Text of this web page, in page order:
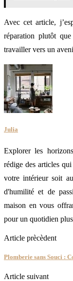
Avec cet article,
réparation plutôt
travailler vers un
Julia
Explorer les
rédige des articles
votre intérieur soit
d'humilité et de
maison en vous
pour un quotidien
Article prècèdent
Plomberie sans Souci :
Article suivant